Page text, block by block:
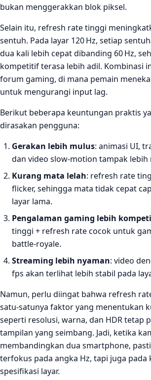
bukan menggerakkan blok piksel.
Selain itu, refresh rate tinggi
sentuh. Pada layar 120 Hz, setiap
dua kali lebih cepat dibanding 60 Hz,
kompetitif terasa lebih adil. Kombinasi
forum gaming, di mana pemain
untuk mengurangi input lag.
Berikut beberapa keuntungan praktis
dirasakan pengguna:
Gerakan lebih mulus: animasi UI,
dan video slow‑motion tampak lebih
Kurang mata lelah: refresh rate
flicker, sehingga mata tidak cepat
layar lama.
Pengalaman gaming lebih
tinggi + refresh rate cocok untuk
battle‑royale.
Streaming lebih nyaman: video
fps akan terlihat lebih stabil pada
Namun, perlu diingat bahwa refresh
satu‑satunya faktor yang menentukan
seperti resolusi, warna, dan HDR tetap
tampilan yang seimbang. Jadi, ketika
membandingkan dua smartphone,
terfokus pada angka Hz, tapi juga pada
spesifikasi layar.